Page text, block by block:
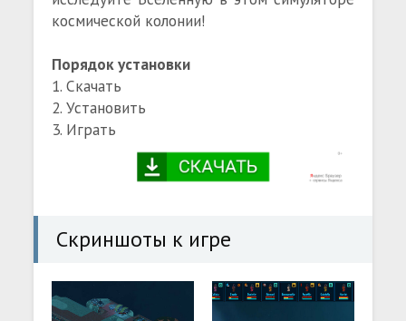
космической колонии!
Порядок установки
1. Скачать
2. Установить
3. Играть
Скриншоты к игре